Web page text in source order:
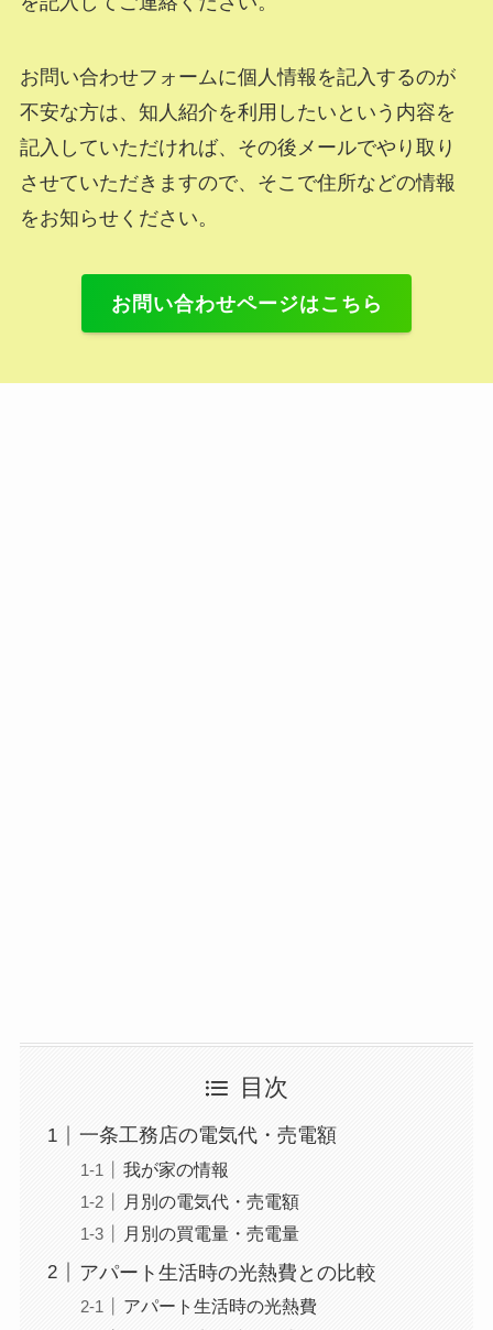
お問い合わせフォームに個人情報を記入するのが
不安な方は、知人紹介を利用したいという内容を
記入していただければ、その後メールでやり取り
させていただきますので、そこで住所などの情報
をお知らせください。
お問い合わせページはこちら
目次
一条工務店の電気代・売電額
我が家の情報
月別の電気代・売電額
月別の買電量・売電量
アパート生活時の光熱費との比較
アパート生活時の光熱費